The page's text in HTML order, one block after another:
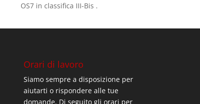
OS7 in classifica III-Bis .
Orari di lavoro
Siamo sempre a disposizione per
aiutarti o rispondere alle tue
domande. Di seguito gli orari per